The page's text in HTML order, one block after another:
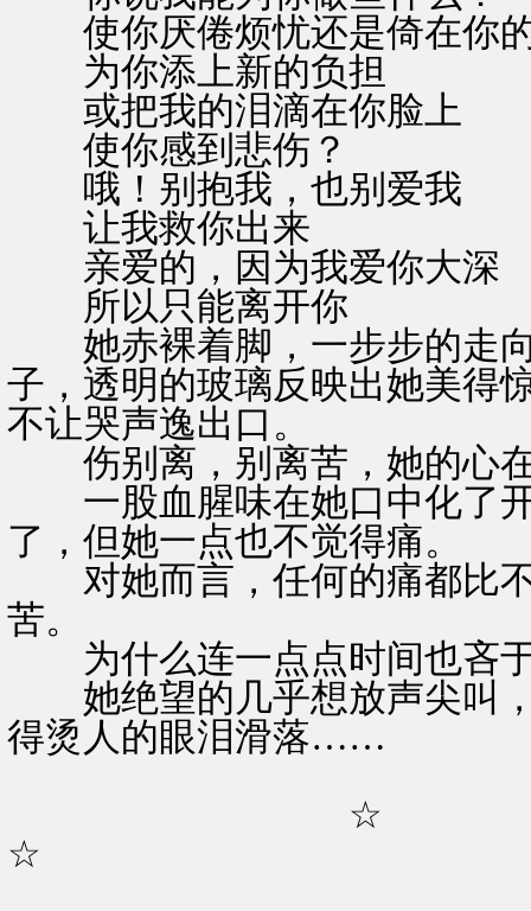
使你厌倦烦忧还是倚在你
为你添上新的负担
或把我的泪滴在你脸上
使你感到悲伤？
哦！别抱我，也别爱我
让我救你出来
亲爱的，因为我爱你大深
所以只能离开你
她赤裸着脚，一步步的走向
子，透明的玻璃反映出她美得
不让哭声逸出口。
伤别离，别离苦，她的心
一股血腥味在她口中化了开
了，但她一点也不觉得痛。
对她而言，任何的痛都比不
苦。
为什么连一点点时间也吝
她绝望的几乎想放声尖叫，
得烫人的眼泪滑落……
☆
☆